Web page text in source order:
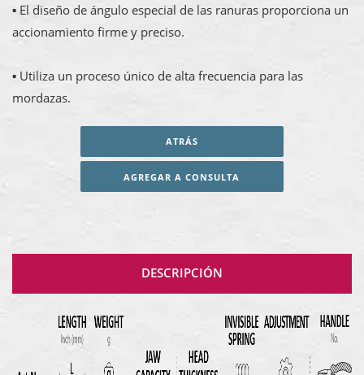
▪ El diseño de ángulo especial de las ranuras proporciona un
accionamiento firme y preciso.
▪ Utiliza un proceso único de alta frecuencia para las
mordazas.
ATRÁS
AGREGAR A CONSULTA
DESCRIPCIÓN